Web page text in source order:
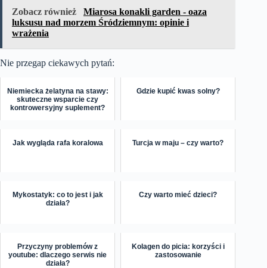
Zobacz również
Miarosa konakli garden - oaza
luksusu nad morzem Śródziemnym: opinie i
wrażenia
Nie przegap ciekawych pytań:
Niemiecka żelatyna na stawy:
skuteczne wsparcie czy
kontrowersyjny suplement?
Gdzie kupić kwas solny?
Jak wygląda rafa koralowa Turcja w maju – czy warto?
Mykostatyk: co to jest i jak
działa?
Czy warto mieć dzieci?
Przyczyny problemów z
youtube: dlaczego serwis nie
działa?
Kolagen do picia: korzyści i
zastosowanie